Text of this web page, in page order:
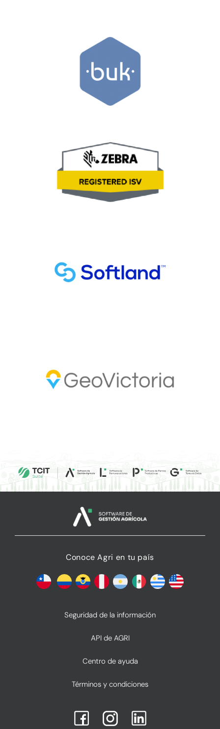
Conoce Agri en tu país
Seguridad de la información
API de AGRI
Centro de ayuda
Términos y condiciones